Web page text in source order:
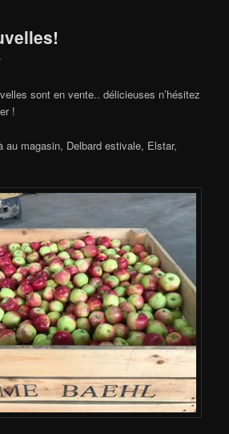
sont en vente.. délicieuses n’hésitez
!
au magasin, Delbard estivale, Elstar,